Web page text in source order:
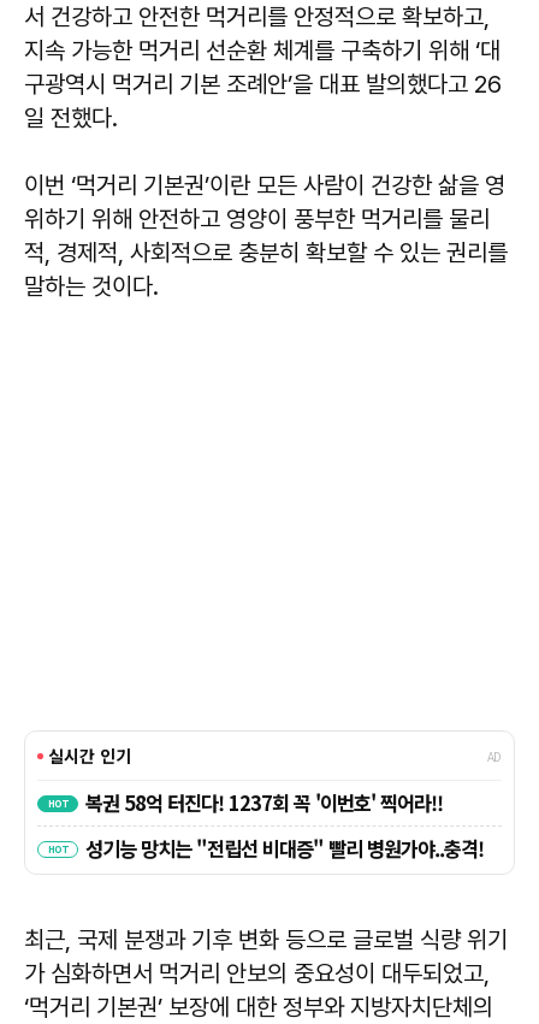
서 건강하고 안전한 먹거리를 안정적으로 확보하고,
지속 가능한 먹거리 선순환 체계를 구축하기 위해 ‘대
구광역시 먹거리 기본 조례안’을 대표 발의했다고 26
일 전했다.
이번 ‘먹거리 기본권’이란 모든 사람이 건강한 삶을 영
위하기 위해 안전하고 영양이 풍부한 먹거리를 물리
적, 경제적, 사회적으로 충분히 확보할 수 있는 권리를
말하는 것이다.
최근, 국제 분쟁과 기후 변화 등으로 글로벌 식량 위기
가 심화하면서 먹거리 안보의 중요성이 대두되었고,
‘먹거리 기본권’ 보장에 대한 정부와 지방자치단체의